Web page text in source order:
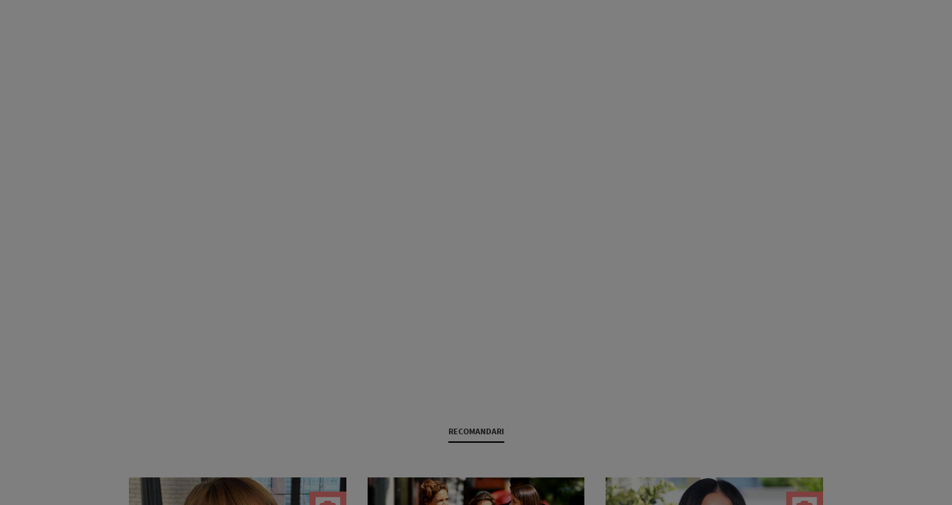
RECOMANDARI